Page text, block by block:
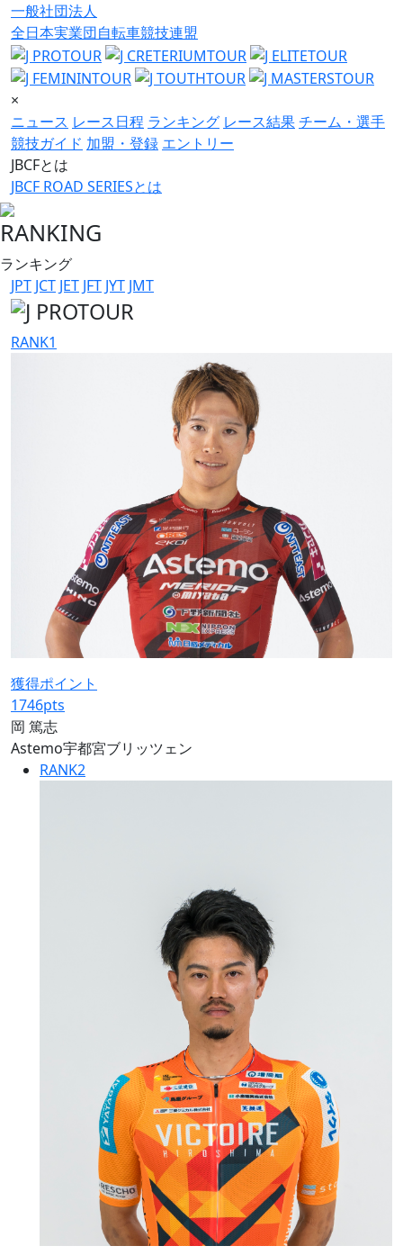
一般社団法人
全日本実業団自転車競技連盟
×
ニュース レース日程 ランキング レース結果チーム・選手
競技ガイド 加盟・登録 エントリー
JBCFとは
JBCF ROAD SERIESとは
RANKING
ランキング
JPT JCT JET JFT JYT JMT
RANK1
獲得ポイント
1746pts
岡 篤志
Astemo宇都宮ブリッツェン
RANK2